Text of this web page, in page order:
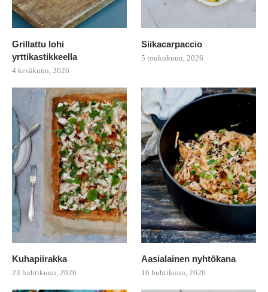
Grillattu lohi
yrttikastikkeella
4 kesäkuun, 2026
Siikacarpaccio
5 toukokuun, 2026
Kuhapiirakka
23 huhtikuun, 2026
Aasialainen nyhtökana
16 huhtikuun, 2026